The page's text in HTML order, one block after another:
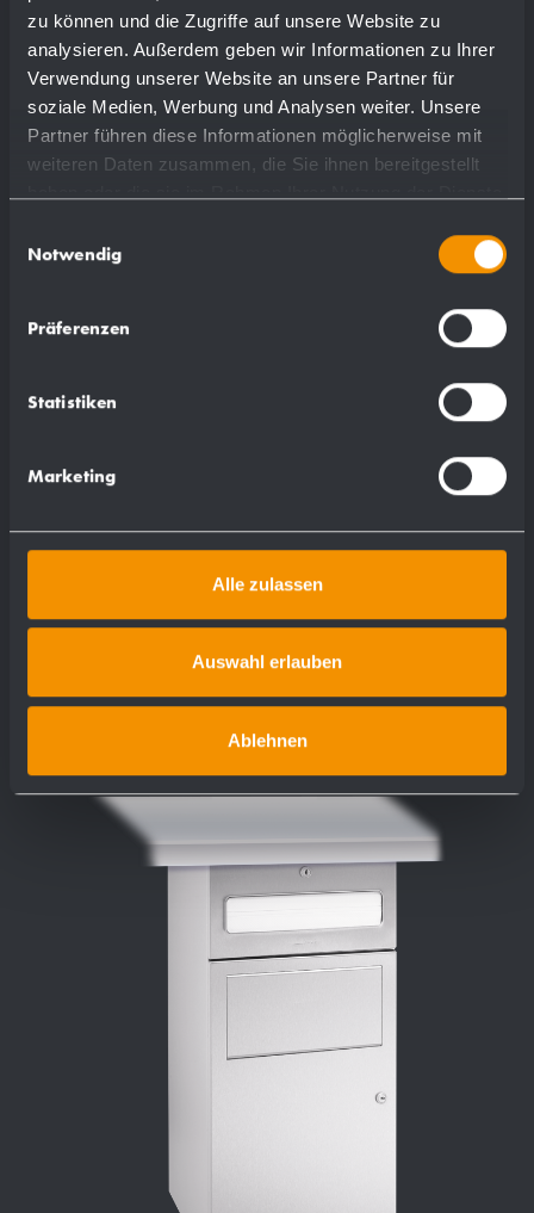
zu können und die Zugriffe auf unsere Website zu
analysieren. Außerdem geben wir Informationen zu Ihrer
Verwendung unserer Website an unsere Partner für
soziale Medien, Werbung und Analysen weiter. Unsere
Partner führen diese Informationen möglicherweise mit
weiteren Daten zusammen, die Sie ihnen bereitgestellt
Notwendig
Präferenzen
Statistiken
Marketing
Alle zulassen
Auswahl erlauben
Ablehnen
Distributore di sapone da piano
proiezione 90 mm
più dettagli